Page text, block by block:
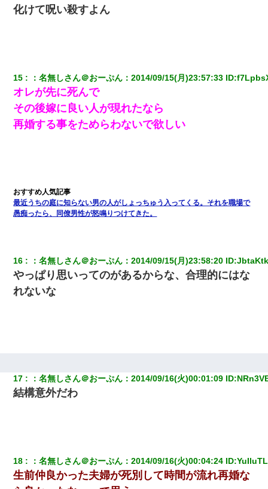
わい(42)渋谷の夜のサービスで19の女の子にゴックンさせた結果
今日夫の実家に泊ったんだけど、朝起きたら股間がなんかモッコ
リしてた
【衝撃】女友達から行為中に告白されてOKした結果
旦那が長男のDNA鑑定をしたら血縁関係0%だった。旦那「やっぱ
彼女にプロポーズしてOK貰った俺、告げられた結婚条件にブチ切
れて無事婚約破棄・・・
化けて呪い殺すよん
15 ：名無しさん＠おーぷん ：2014/09/15(月)23:57:33 ID:
オレが先に死んで
その後嫁に良い人が現れたなら
再婚する事をためらわないで欲しい
最近うちの庭に知らない男の人がしょっちゅう入ってくる。それを職場で
愚痴ったら、同僚男性が怒鳴りつけてきた。
16 ：名無しさん＠おーぷん ：2014/09/15(月)23:58:20 ID:
やっぱり思いってのがあるからな、合理的にはな
れないな
17 ：名無しさん＠おーぷん ：2014/09/16(火)00:01:09 ID:
結構意外だわ
18 ：名無しさん＠おーぷん ：2014/09/16(火)00:04:24 ID:
生前仲良かった夫婦が死別して時間が流れ再婚な